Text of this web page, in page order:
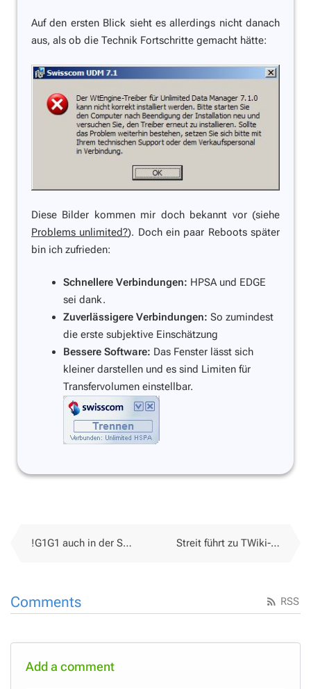
Auf den ersten Blick sieht es allerdings nicht danach
aus, als ob die Technik Fortschritte gemacht hätte:
Diese Bilder kommen mir doch bekannt vor (siehe
Problems unlimited?). Doch ein paar Reboots später
bin ich zufrieden:
Schnellere Verbindungen: HPSA und EDGE
sei dank.
Zuverlässigere Verbindungen: So zumindest
die erste subjektive Einschätzung
Bessere Software: Das Fenster lässt sich
kleiner darstellen und es sind Limiten für
Transfervolumen einstellbar.
!G1G1 auch in der Schweiz (und Europa)! Streit führt zu TWiki-Spaltung
RSS
Comments
Add a comment